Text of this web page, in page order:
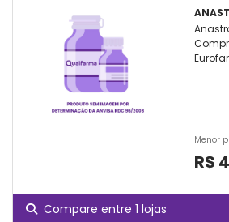
Menor
R$
Compare entre 1 lojas